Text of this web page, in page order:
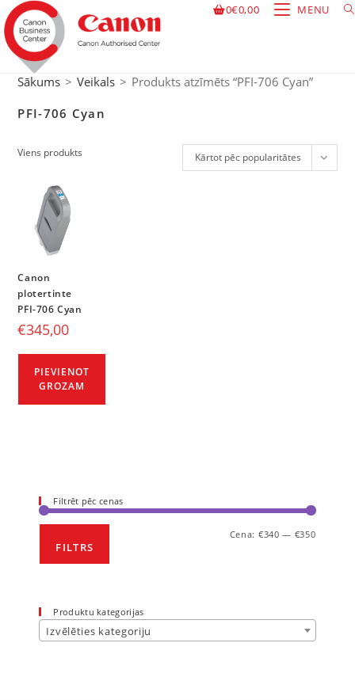
0€0,00 MENU
Sākums > Veikals > Produkts atzīmēts “PFI-706 Cyan”
PFI-706 Cyan
Viens produkts Kārtot pēc popularitātes
Canon
plotertinte
PFI-706 Cyan
€345,00
PIEVIENOT
GROZAM
Filtrēt pēc cenas
FILTRS
Cena: €340 — €350
Produktu kategorijas
Izvēlēties kategoriju